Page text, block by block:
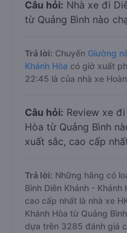
Câu hỏi: Nhà xe đi
từ Quảng Bình nào
Trả lời: Chuyến Giường
Khánh Hòa có giờ xuất
22:45 là của nhà xe
Câu hỏi: Review xe
Hòa từ Quảng Bình
xuất sắc, cao cấp
Trả lời: Những hãng có
Bình Diên Khánh -
cao cấp nhất là nhà xe
Khánh Hòa từ Quảng
dựa trên 3285 đánh giá